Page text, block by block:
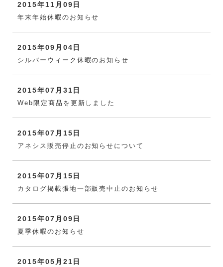
2015年11月09日
年末年始休暇のお知らせ
2015年09月04日
シルバーウィーク休暇のお知らせ
2015年07月31日
Web限定商品を更新しました
2015年07月15日
アネシス販売停止のお知らせについて
2015年07月15日
カタログ掲載張地一部販売中止のお知らせ
2015年07月09日
夏季休暇のお知らせ
2015年05月21日